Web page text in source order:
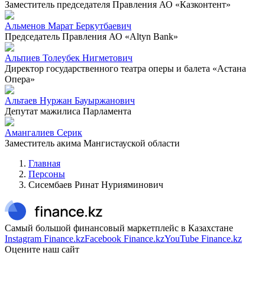
Заместитель председателя Правления АО «Казконтент»
Альменов Марат Беркутбаевич
Председатель Правления АО «Altyn Bank»
Альпиев Толеубек Нигметович
Директор государственного театра оперы и балета «Астана
Опера»
Альтаев Нуржан Бауыржанович
Депутат мажилиса Парламента
Амангалиев Серик
Заместитель акима Мангистауской области
Главная
Персоны
Сисембаев Ринат Нурияминович
Самый большой финансовый маркетплейс в Казахстане
Instagram Finance.kzFacebook Finance.kzYouTube Finance.kz
Оцените наш сайт